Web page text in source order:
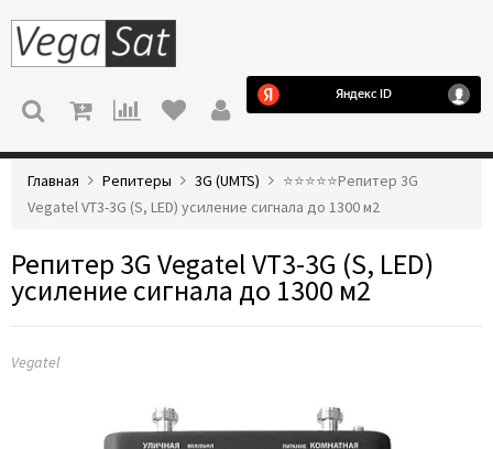
МЕНЮ
Главная Репитеры 3G (UMTS)
⭐️⭐️⭐️⭐️⭐️Репитер 3G
Vegatel VT3-3G (S, LED) усиление сигнала до 1300 м2
Репитер 3G Vegatel VT3-3G (S, LED)
усиление сигнала до 1300 м2
Vegatel